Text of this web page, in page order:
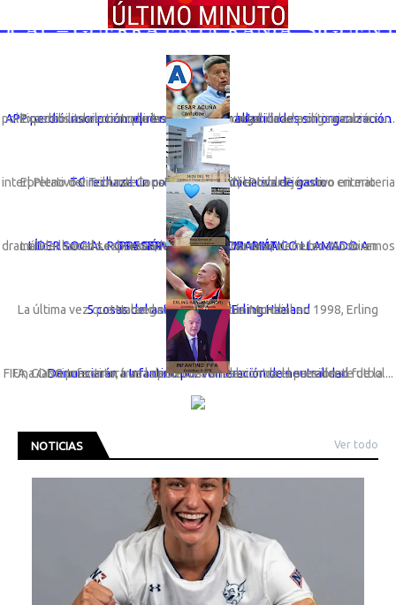
EN UCRANIA; SIGUEN LAS CAUSAS
APP perdió inscripción: el riesgo de elegir autoridades sin organización que responda por ellas
Expertos advierten que la desaparición legal de una organización política debilita el control interno y la responsabilidad política sobre su...
TC rechaza un congreso con iniciativa de gasto
El Pleno del Tribunal Constitucional (TC) estableció como criterio interpretativo vinculante la preeminencia del Poder Ejecutivo en materia ...
LÍDER SOCIAL ROSA GÓMEZ LANZA DRAMÁTICO LLAMADO A PRESERVAR LA VIDA MARINA
La líder social sechurana; Rosa Gómez Nunura, viene lanzando un dramático llamado expresando: “Basta de cortinas de humo. No miremos a otro ...
5 cosas del astro noruego Erling Haaland
La última vez que Noruega participó en un Mundial en 1998, Erling Haaland ni siquiera había nacido.
Denunciarán a Infantino por vulneración de neutralidad
Una ONG presentará una denuncia formal contra el presidente de la FIFA, Gianni Infantino, tras la polémica anulación de la sanción al futbol...
NOTICIAS Ver todo